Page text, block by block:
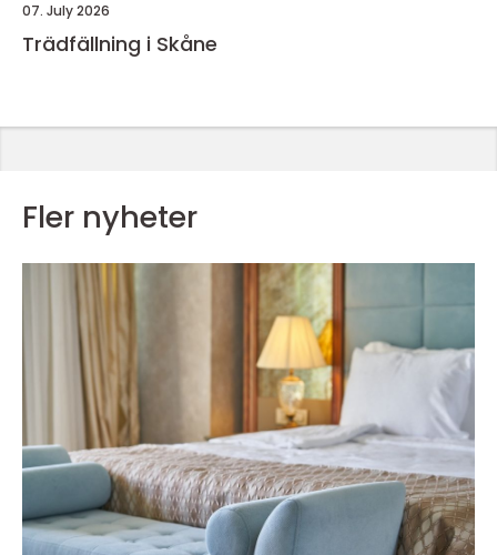
07. July 2026
Trädfällning i Skåne
Fler nyheter